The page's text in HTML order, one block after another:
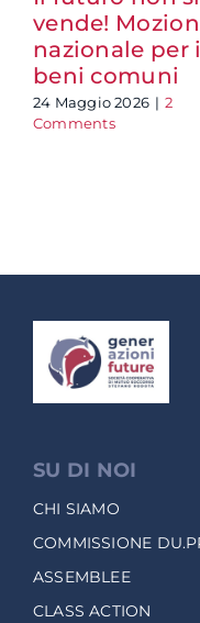
vende!
nazionale per i
beni comuni
24 Maggio 2026 | 2
Comments
SU DI NOI
CHI SIAMO
COMMISSIONE
ASSEMBLEE
CLASS ACTION